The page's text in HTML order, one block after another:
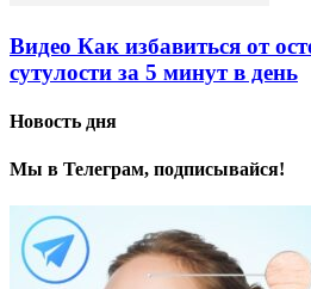
Видео Как избавиться от
сутулости за 5 минут в день
Новость дня
Мы в Телеграм, подписывайся!